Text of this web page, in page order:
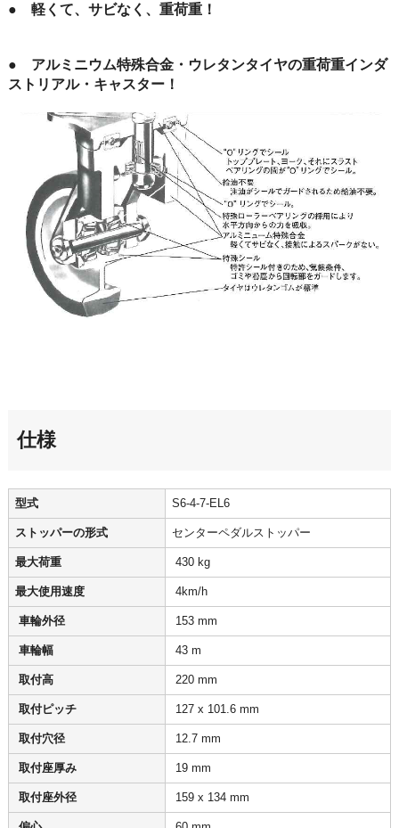
● 軽くて、サビなく、重荷重！
● アルミニウム特殊合金・ウレタンタイヤの重荷重インダ
ストリアル・キャスター！
仕様
型式 S6-4-7-EL6
ストッパーの形式 センターペダルストッパー
最大荷重 430 kg
最大使用速度 4km/h
車輪外径 153 mm
車輪幅 43 m
取付高 220 mm
取付ピッチ 127 x 101.6 mm
取付穴径 12.7 mm
取付座厚み 19 mm
取付座外径 159 x 134 mm